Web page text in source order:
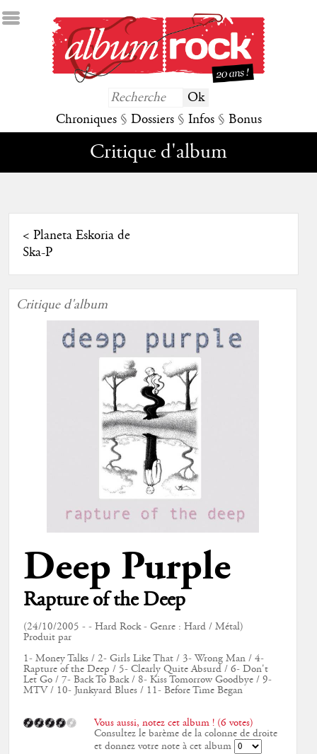
Chroniques § Dossiers § Infos § Bonus
Critique d'album
< Planeta Eskoria de
Ska-P
Critique d'album
Deep Purple
Rapture of the Deep
(24/10/2005 - - Hard Rock - Genre : Hard / Métal)
Produit par
1- Money Talks / 2- Girls Like That / 3- Wrong Man / 4-
Rapture of the Deep / 5- Clearly Quite Absurd / 6- Don't
Let Go / 7- Back To Back / 8- Kiss Tomorrow Goodbye / 9-
MTV / 10- Junkyard Blues / 11- Before Time Began
Vous aussi, notez cet album ! (6 votes)
Consultez le barème de la colonne de droite
et donnez votre note à cet album